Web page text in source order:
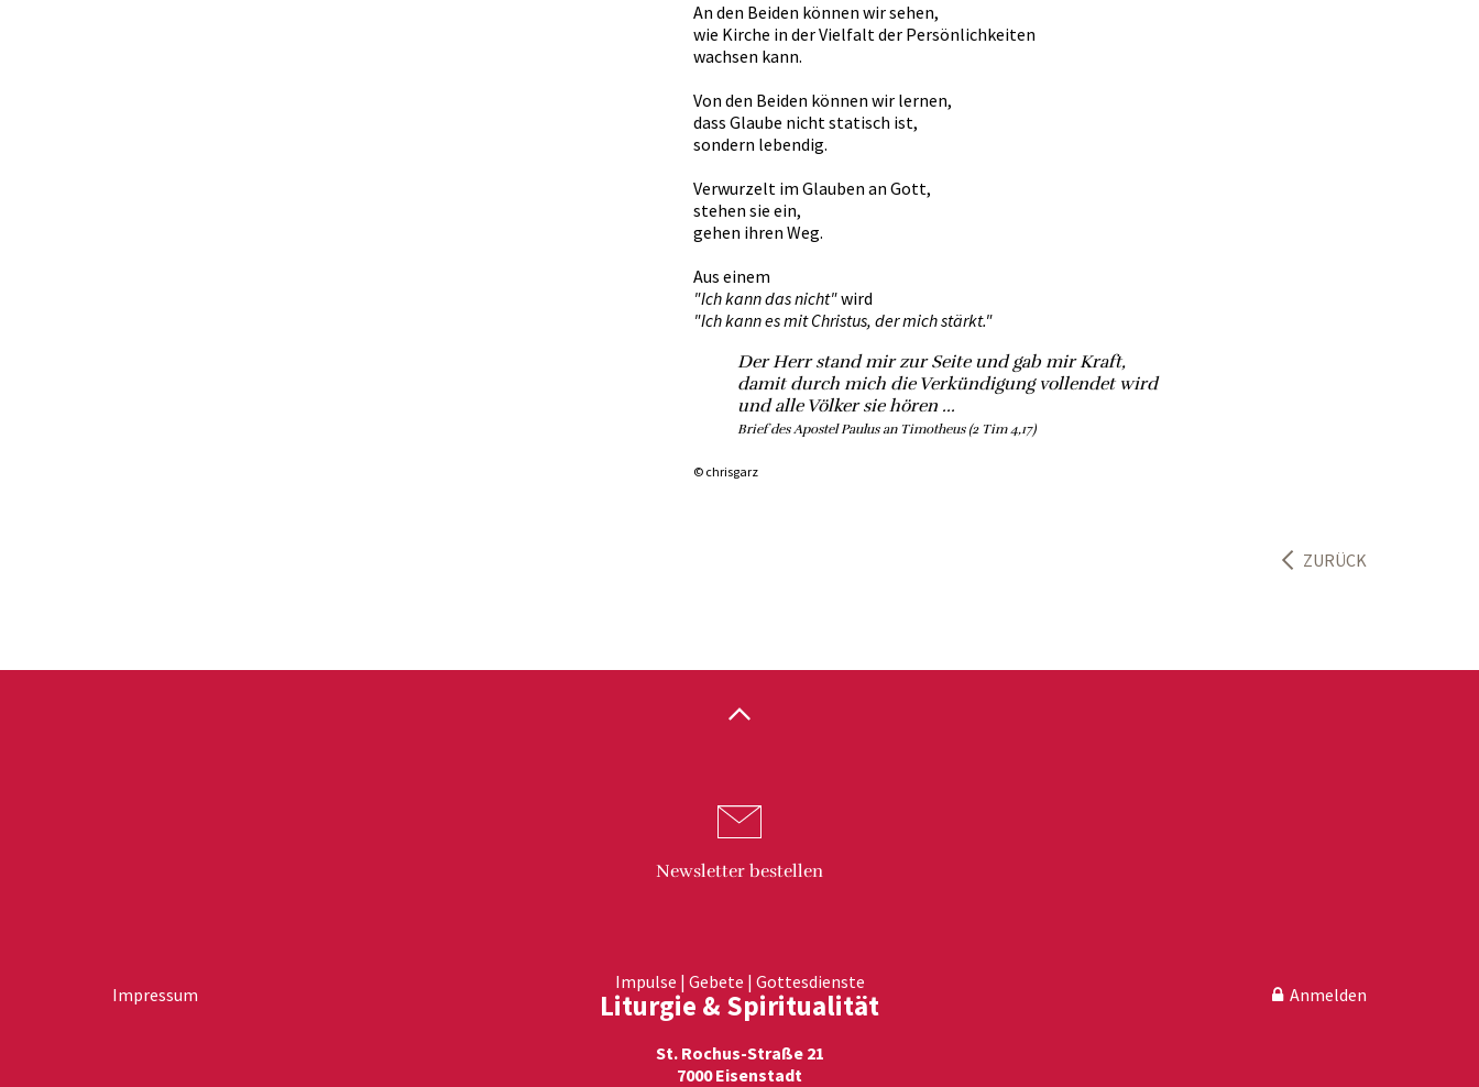
An den Beiden können wir sehen,
wie Kirche in der Vielfalt der Persönlichkeiten
wachsen kann.
Von den Beiden können wir lernen,
dass Glaube nicht statisch ist,
sondern lebendig.
Verwurzelt im Glauben an Gott,
stehen sie ein,
gehen ihren Weg.
Aus einem
"Ich kann das nicht"wird
"Ich kann es mit Christus, der mich stärkt."
Der Herr stand mir zur Seite und gab mir Kraft,
damit durch mich die Verkündigung vollendet wird
und alle Völker sie hören ...
Brief des Apostel Paulus an Timotheus (2 Tim 4,17)
© chrisgarz
ZURÜCK
Newsletter bestellen
Impulse | Gebete | Gottesdienste
Liturgie & Spiritualität
St. Rochus-Straße 21
7000 Eisenstadt
Impressum Anmelden